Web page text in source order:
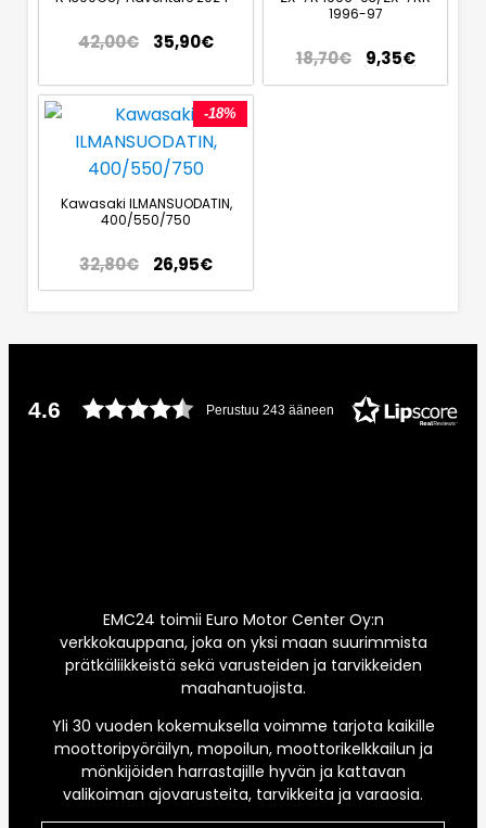
42,00€ 35,90€
1996-97
18,70€ 9,35€
-18%
Kawasaki ILMANSUODATIN,
400/550/750
32,80€ 26,95€
4.6 Perustuu 243 ääneen
EMC24 toimii Euro Motor Center Oy:n
verkkokauppana, joka on yksi maan suurimmista
prätkäliikkeistä sekä varusteiden ja tarvikkeiden
maahantuojista.
Yli 30 vuoden kokemuksella voimme tarjota kaikille
moottoripyöräilyn, mopoilun, moottorikelkkailun ja
mönkijöiden harrastajille hyvän ja kattavan
valikoiman ajovarusteita, tarvikkeita ja varaosia.